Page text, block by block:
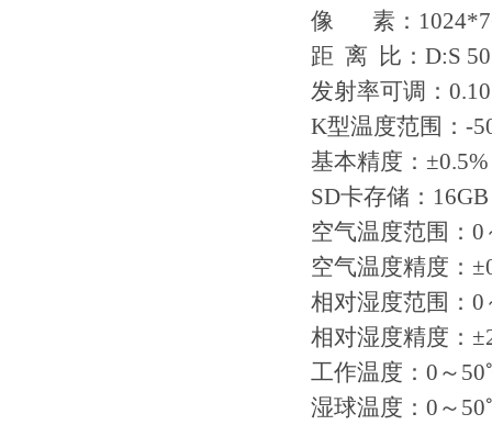
像 素：
距 离 比：D:S
发射率可调：
K型温度范围：-
基本精度：±0.5%
SD卡存储：16GB
空气温度范围：
空气温度精度：
相对湿度范围：0
相对湿度精度：
工作温度：0～
湿球温度：0～